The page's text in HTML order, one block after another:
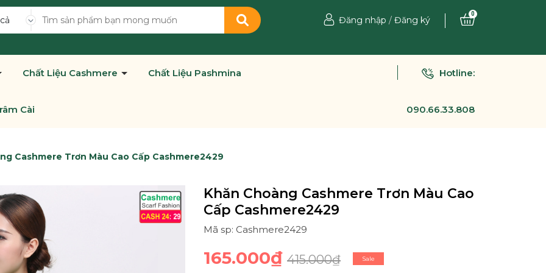
Đăng nhập / Đăng ký
0
Chất Liệu Cashmere Chất Liệu Pashmina
Cài
Hotline:
090.66.33.808
Cashmere Trơn Màu Cao Cấp Cashmere2429
Khăn Choàng Cashmere Trơn Màu Cao
Cấp Cashmere2429
Mã sp: Cashmere2429
165.000₫ 415.000₫ Sale